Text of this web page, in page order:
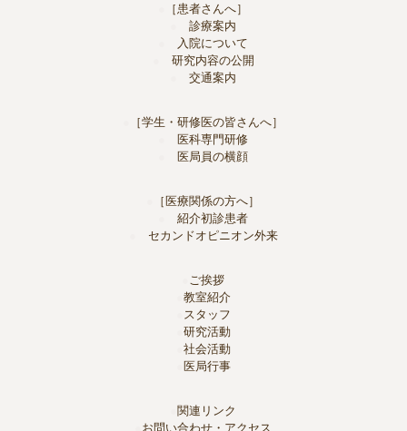
［患者さんへ］
診療案内
入院について
研究内容の公開
交通案内
［学生・研修医の皆さんへ］
医科専門研修
医局員の横顔
［医療関係の方へ］
紹介初診患者
セカンドオピニオン外来
ご挨拶
教室紹介
スタッフ
研究活動
社会活動
医局行事
関連リンク
お問い合わせ・アクセス